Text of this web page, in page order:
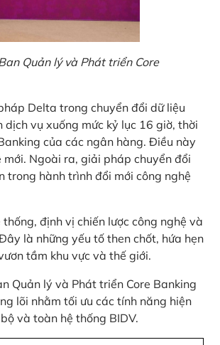
Quản lý và Phát triển Core
Delta trong chuyển đổi dữ liệu
vụ xuống mức kỷ lục 16 giờ, thời
của các ngân hàng. Điều này
Ngoài ra, giải pháp chuyển đổi
trong hành trình đổi mới công nghệ
định vị chiến lược công nghệ và
là những yếu tố then chốt, hứa hẹn
tầm khu vực và thế giới.
Quản lý và Phát triển Core Banking
lõi nhằm tối ưu các tính năng hiện
và toàn hệ thống BIDV.